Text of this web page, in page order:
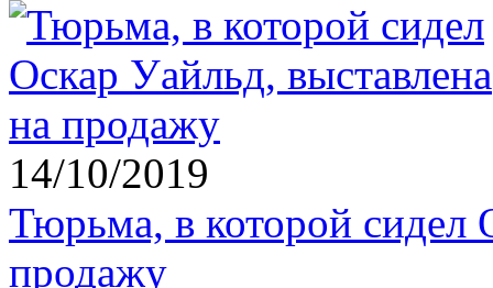
14/10/2019
Тюрьма, в которой сидел
продажу